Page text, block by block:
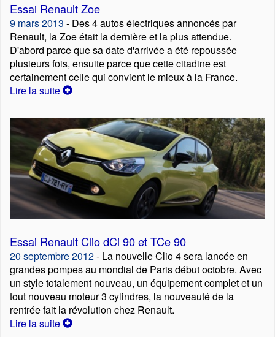
Essai Renault Zoe
9 mars 2013 - Des 4 autos électriques annoncés par
Renault, la Zoe était la dernière et la plus attendue.
D'abord parce que sa date d'arrivée a été repoussée
plusieurs fois, ensuite parce que cette citadine est
certainement celle qui convient le mieux à la France.
Lire la suite
Essai Renault Clio dCi 90 et TCe 90
20 septembre 2012- La nouvelle Clio 4 sera lancée en
grandes pompes au mondial de Paris début octobre. Avec
un style totalement nouveau, un équipement complet et un
tout nouveau moteur 3 cylindres, la nouveauté de la
rentrée fait la révolution chez Renault.
Lire la suite